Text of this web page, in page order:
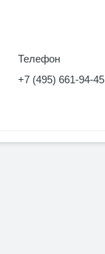
Телефон
+7 (495) 661-94-45